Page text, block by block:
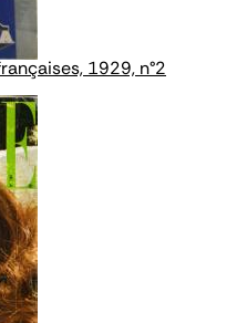
1929, n°2